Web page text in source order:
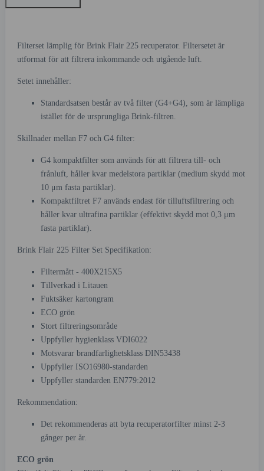
Filterset lämplig för Brink Flair 225 recuperator. Filtersetet är
utformat för att filtrera inkommande och utgående luft.
Setet innehåller:
Standardsatsen består av två filter (G4+G4), som är lämpliga
istället för de ursprungliga Brink-filtren.
Skillnader mellan F7 och G4 filter:
G4 kompaktfilter som används för att filtrera till- och
frånluft, håller kvar medelstora partiklar (medium skydd mot
10 μm fasta partiklar).
Kompaktfiltret F7 används endast för tilluftsfiltrering och
håller kvar ultrafina partiklar (effektivt skydd mot 0,3 μm
fasta partiklar).
Brink Flair 225 Filter Set Specifikation:
Filtermått - 400X215X5
Tillverkad i Litauen
Fuktsäker kartongram
ECO grön
Stort filtreringsområde
Uppfyller hygienklass VDI6022
Motsvarar brandfarlighetsklass DIN53438
Uppfyller ISO16980-standarden
Uppfyller standarden EN779:2012
Rekommendation:
Det rekommenderas att byta recuperatorfilter minst 2-3
gånger per år.
ECO grön